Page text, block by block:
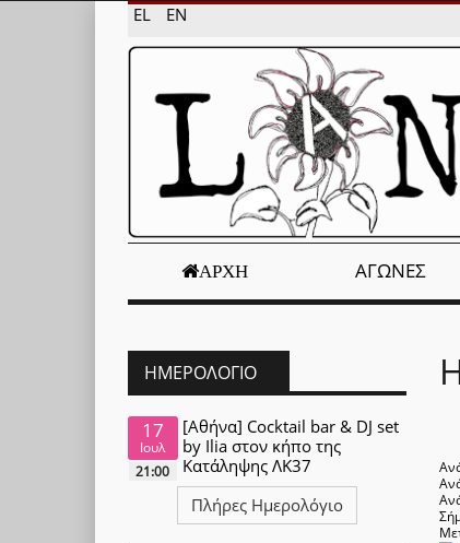
EL EN
ΑΡΧΉ ΑΓΏΝΕΣ
ΗΜΕΡΟΛΌΓΙΟ
17
Ιουλ
21:00
[Αθήνα] Cocktail bar & DJ set
by Ilia στον κήπο της
Κατάληψης ΛΚ37
Πλήρες Ημερολόγιο